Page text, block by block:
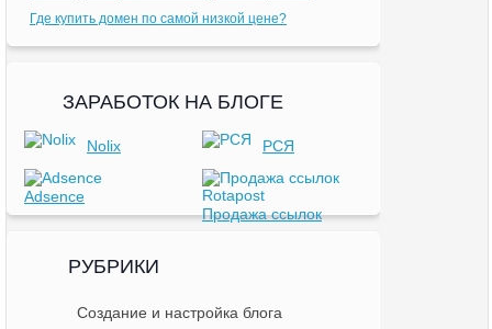
Где купить домен по самой низкой цене?
ЗАРАБОТОК НА БЛОГЕ
Nolix
Adsence
РСЯ
Продажа ссылок
РУБРИКИ
Создание и настройка блога